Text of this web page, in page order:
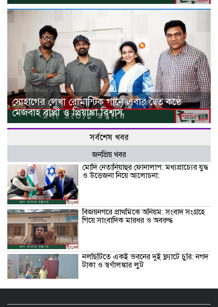
সোহাগের লেখা রোমান্টিক গানে এবার দ্বৈত কণ্ঠে
মেজবাহ বাপ্পী ও প্রিয়াঙ্কা বিশ্বাস
সর্বশেষ খবর
জনপ্রিয় খবর
মোদি নেতানিয়াহুর ফোনালাপ: মধ্যপ্রাচ্যের যুদ্ধ
ও উত্তেজনা নিয়ে আলোচনা:
বিজয়নগরে প্রাথমিকে অনিয়ম: সংবাদ সংগ্রহে
গিয়ে সাংবাদিক মারধর ও অবরুদ্ধ
নলছিটিতে একই ভবনের দুই ফ্ল্যাটে চুরি: নগদ
টাকা ও স্বর্ণালঙ্কার লুট
জুলাই গণঅভ্যুত্থান সৃতি জাদুঘরের শুভ